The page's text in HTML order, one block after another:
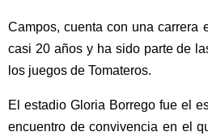
Campos, cuenta con una carrera
casi 20 años y ha sido parte de
los juegos de Tomateros.
El estadio Gloria Borrego fue el
encuentro de convivencia en el